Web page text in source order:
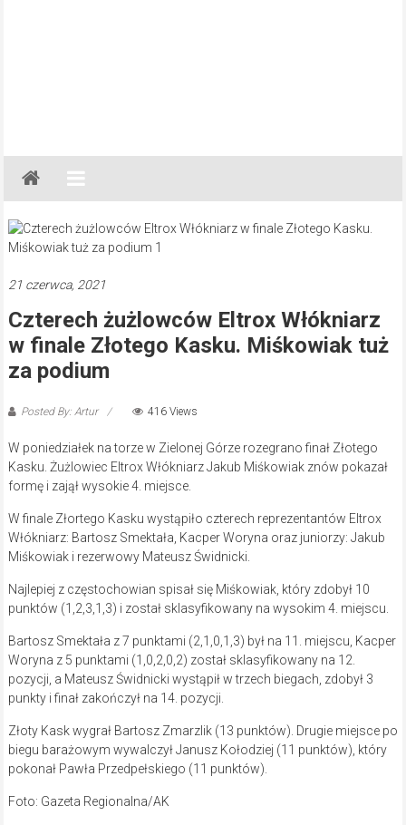
Gazeta
Regionalna
Częstochowa,
Kłobuck,
Myszków
21 czerwca, 2021
Czterech żużlowców Eltrox Włókniarz
w finale Złotego Kasku. Miśkowiak tuż
za podium
Posted By: Artur 416 Views
W poniedziałek na torze w Zielonej Górze rozegrano finał Złotego
Kasku. Żużlowiec Eltrox Włókniarz Jakub Miśkowiak znów pokazał
formę i zajął wysokie 4. miejsce.
W finale Złortego Kasku wystąpiło czterech reprezentantów Eltrox
Włókniarz: Bartosz Smektała, Kacper Woryna oraz juniorzy: Jakub
Miśkowiak i rezerwowy Mateusz Świdnicki.
Najlepiej z częstochowian spisał się Miśkowiak, który zdobył 10
punktów (1,2,3,1,3) i został sklasyfikowany na wysokim 4. miejscu.
Bartosz Smektała z 7 punktami (2,1,0,1,3) był na 11. miejscu, Kacper
Woryna z 5 punktami (1,0,2,0,2) został sklasyfikowany na 12.
pozycji, a Mateusz Świdnicki wystąpił w trzech biegach, zdobył 3
punkty i finał zakończył na 14. pozycji.
Złoty Kask wygrał Bartosz Zmarzlik (13 punktów). Drugie miejsce po
biegu barażowym wywalczył Janusz Kołodziej (11 punktów), który
pokonał Pawła Przedpełskiego (11 punktów).
Foto: Gazeta Regionalna/AK